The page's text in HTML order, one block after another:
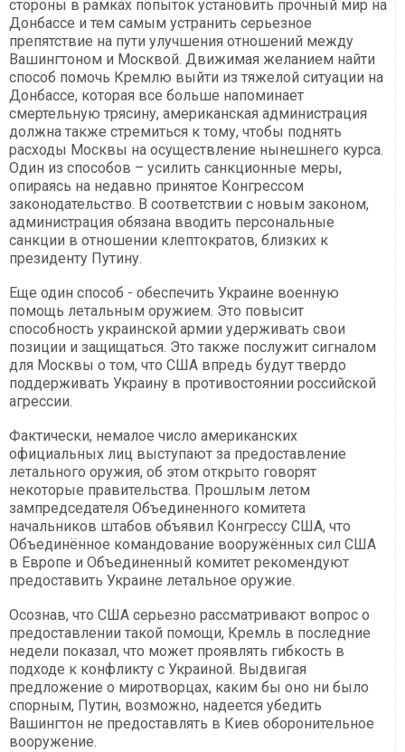
стороны в рамках попыток установить прочный мир на
Донбассе и тем самым устранить серьезное
препятствие на пути улучшения отношений между
Вашингтоном и Москвой. Движимая желанием найти
способ помочь Кремлю выйти из тяжелой ситуации на
Донбассе, которая все больше напоминает
смертельную трясину, американская администрация
должна также стремиться к тому, чтобы поднять
расходы Москвы на осуществление нынешнего курса.
Один из способов – усилить санкционные меры,
опираясь на недавно принятое Конгрессом
законодательство. В соответствии с новым законом,
администрация обязана вводить персональные
санкции в отношении клептократов, близких к
президенту Путину.
Еще один способ - обеспечить Украине военную
помощь летальным оружием. Это повысит
способность украинской армии удерживать свои
позиции и защищаться. Это также послужит сигналом
для Москвы о том, что США впредь будут твердо
поддерживать Украину в противостоянии российской
агрессии.
Фактически, немалое число американских
официальных лиц выступают за предоставление
летального оружия, об этом открыто говорят
некоторые правительства. Прошлым летом
зампредседателя Объединенного комитета
начальников штабов объявил Конгрессу США, что
Объединённое командование вооружённых сил США
в Европе и Объединенный комитет рекомендуют
предоставить Украине летальное оружие.
Осознав, что США серьезно рассматривают вопрос о
предоставлении такой помощи, Кремль в последние
недели показал, что может проявлять гибкость в
подходе к конфликту с Украиной. Выдвигая
предложение о миротворцах, каким бы оно ни было
спорным, Путин, возможно, надеется убедить
Вашингтон не предоставлять в Киев оборонительное
вооружение.